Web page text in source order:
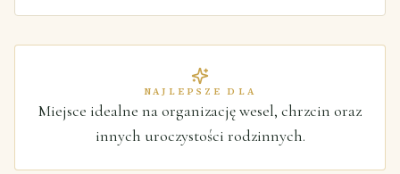
NAJLEPSZE DLA
Miejsce idealne na organizację wesel, chrzcin oraz
innych uroczystości rodzinnych.